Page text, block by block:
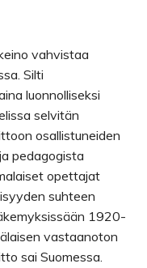
vahvistaa
Silti
luonnolliseksi
selvitän
osallistuneiden
pedagogista
opettajat
suhteen
1920-
vastaanoton
sai Suomessa.